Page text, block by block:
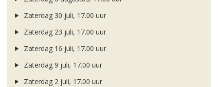
Zaterdag 30 juli, 17.00 uur
Zaterdag 23 juli, 17.00 uur
Zaterdag 16 juli, 17.00 uur
Zaterdag 9 juli, 17.00 uur
Zaterdag 2 juli, 17.00 uur